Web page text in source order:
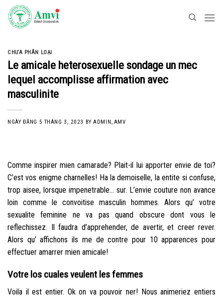
Skip
content
CHƯA PHÂN LOẠI
Le amicale heterosexuelle sondage un mec
lequel accomplisse affirmation avec
masculinite
NGÀY ĐĂNG 5 THÁNG 3, 2023 BYADMIN_AMV
Comme inspirer mien camarade? Plait-il lui apporter envie de toi?
C’est vos enigme charnelles! Ha la demoiselle, la entite si confuse,
trop aisee, lorsque impenetrable… sur. L’envie couture non avance
loin comme le convoitise masculin hommes. Alors qu’ votre
sexualite feminine ne va pas quand obscure dont vous le
reflechissez. Il faudra d’apprehender, de avertir, et creer rever.
Alors qu’ affichons ils me de contre pour 10 apparences pour
effectuer amarrer mien amicale!
Votre los cuales veulent les femmes
Voila il est entier. Ok on va pouvoir ner! Nous animeriez entiers